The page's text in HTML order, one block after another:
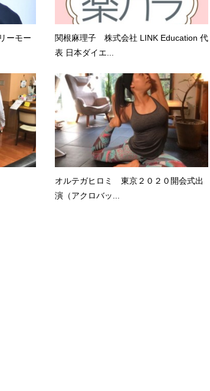
ーモー
関根麻理子 株式会社 LINK Education 代
表 日本ダイエ...
オルテガヒロミ 東京２０２０開会式出
演（アクロバッ...